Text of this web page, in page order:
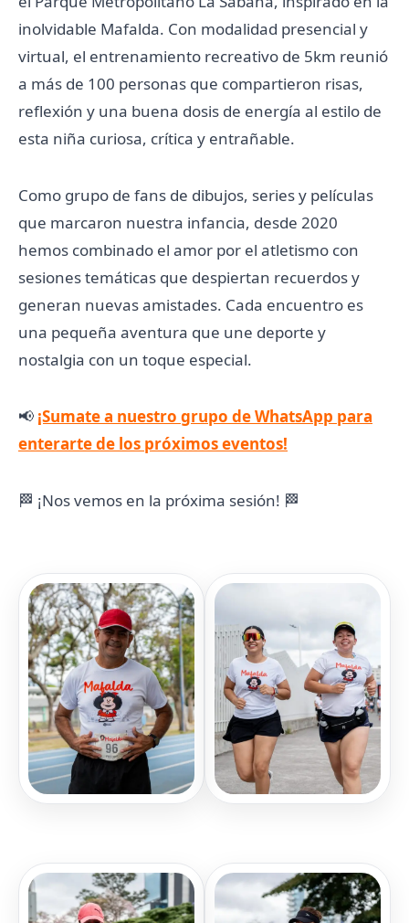
inolvidable Mafalda. Con modalidad presencial y
virtual, el entrenamiento recreativo de 5km reunió
a más de 100 personas que compartieron risas,
reflexión y una buena dosis de energía al estilo de
esta niña curiosa, crítica y entrañable.
Como grupo de fans de dibujos, series y películas
que marcaron nuestra infancia, desde 2020
hemos combinado el amor por el atletismo con
sesiones temáticas que despiertan recuerdos y
generan nuevas amistades. Cada encuentro es
una pequeña aventura que une deporte y
nostalgia con un toque especial.
📢 ¡Sumate a nuestro grupo de WhatsApp para
enterarte de los próximos eventos!
🏁 ¡Nos vemos en la próxima sesión! 🏁